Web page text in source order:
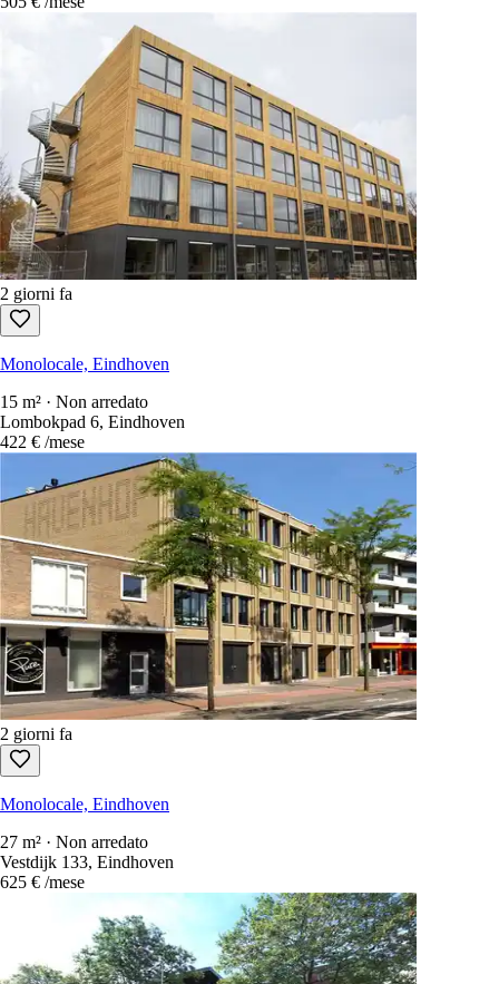
2 giorni fa
Monolocale, Eindhoven
23 m² · Non arredato
Cederlaan 460, Eindhoven
505 € /mese
2 giorni fa
Monolocale, Eindhoven
15 m² · Non arredato
Lombokpad 6, Eindhoven
422 € /mese